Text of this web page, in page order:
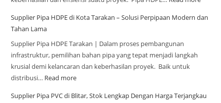
Supplier Pipa HDPE di Kota Tarakan – Solusi Perpipaan Modern dan
Tahan Lama
Supplier Pipa HDPE Tarakan | Dalam proses pembangunan
infrastruktur, pemilihan bahan pipa yang tepat menjadi langkah
krusial demi kelancaran dan keberhasilan proyek. Baik untuk
distribusi… Read more
Supplier Pipa PVC di Blitar, Stok Lengkap Dengan Harga Terjangkau